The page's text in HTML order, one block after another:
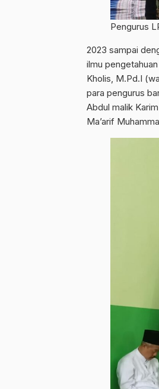
Pengurus
2023 sampai
ilmu
Kholis, M.Pd.I
para pengurus
Abdul malik
Ma’arif